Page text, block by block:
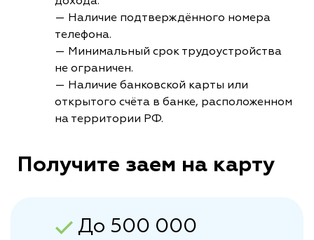
— Наличие подтверждённого номера
телефона.
— Минимальный срок трудоустройства
не ограничен.
— Наличие банковской карты или
открытого счёта в банке, расположенном
на территории РФ.
Получите заем на карту
До 500 000